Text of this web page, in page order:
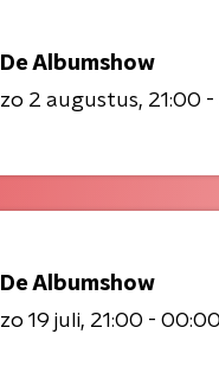
De Albumshow
zo 2 augustus 21:00
De Albumshow
zo 19 juli 21:00 - 00:00